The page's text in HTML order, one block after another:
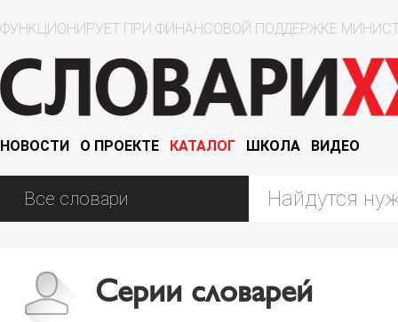
ФУНКЦИОНИРУЕТ ПРИ ФИНАНСОВОЙ ПОДДЕРЖКЕ
НОВОСТИ О ПРОЕКТЕ КАТАЛОГ ШКОЛА ВИДЕО
Серии словарей